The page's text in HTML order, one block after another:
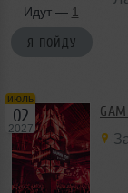
Идут — 1
Я ПОЙДУ
июль
02
2027